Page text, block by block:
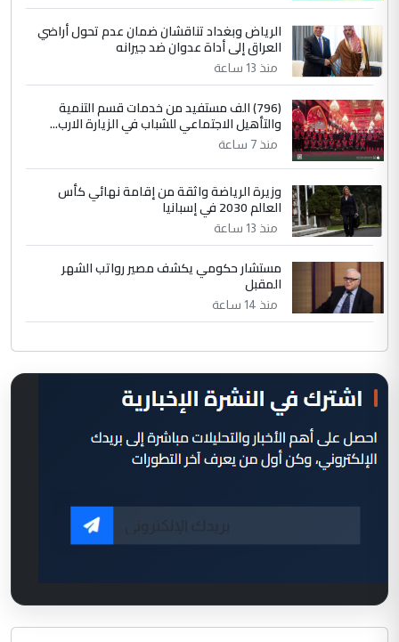
الرياض وبغداد تناقشان ضمان عدم تحول أراضي
العراق إلى أداة عدوان ضد جيرانه
منذ 13 ساعة
(796) الف مستفيد من خدمات قسم التنمية
والتأهيل الاجتماعي للشباب في الزيارة الارب...
منذ 7 ساعة
وزيرة الرياضة واثقة من إقامة نهائي كأس
العالم 2030 في إسبانيا
منذ 13 ساعة
مستشار حكومي يكشف مصير رواتب الشهر
المقبل
منذ 14 ساعة